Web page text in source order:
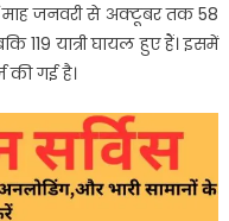
जनवरी से अक्टूबर तक 58
119 यात्री घायल हुए हैं। इसमें
की गई है।